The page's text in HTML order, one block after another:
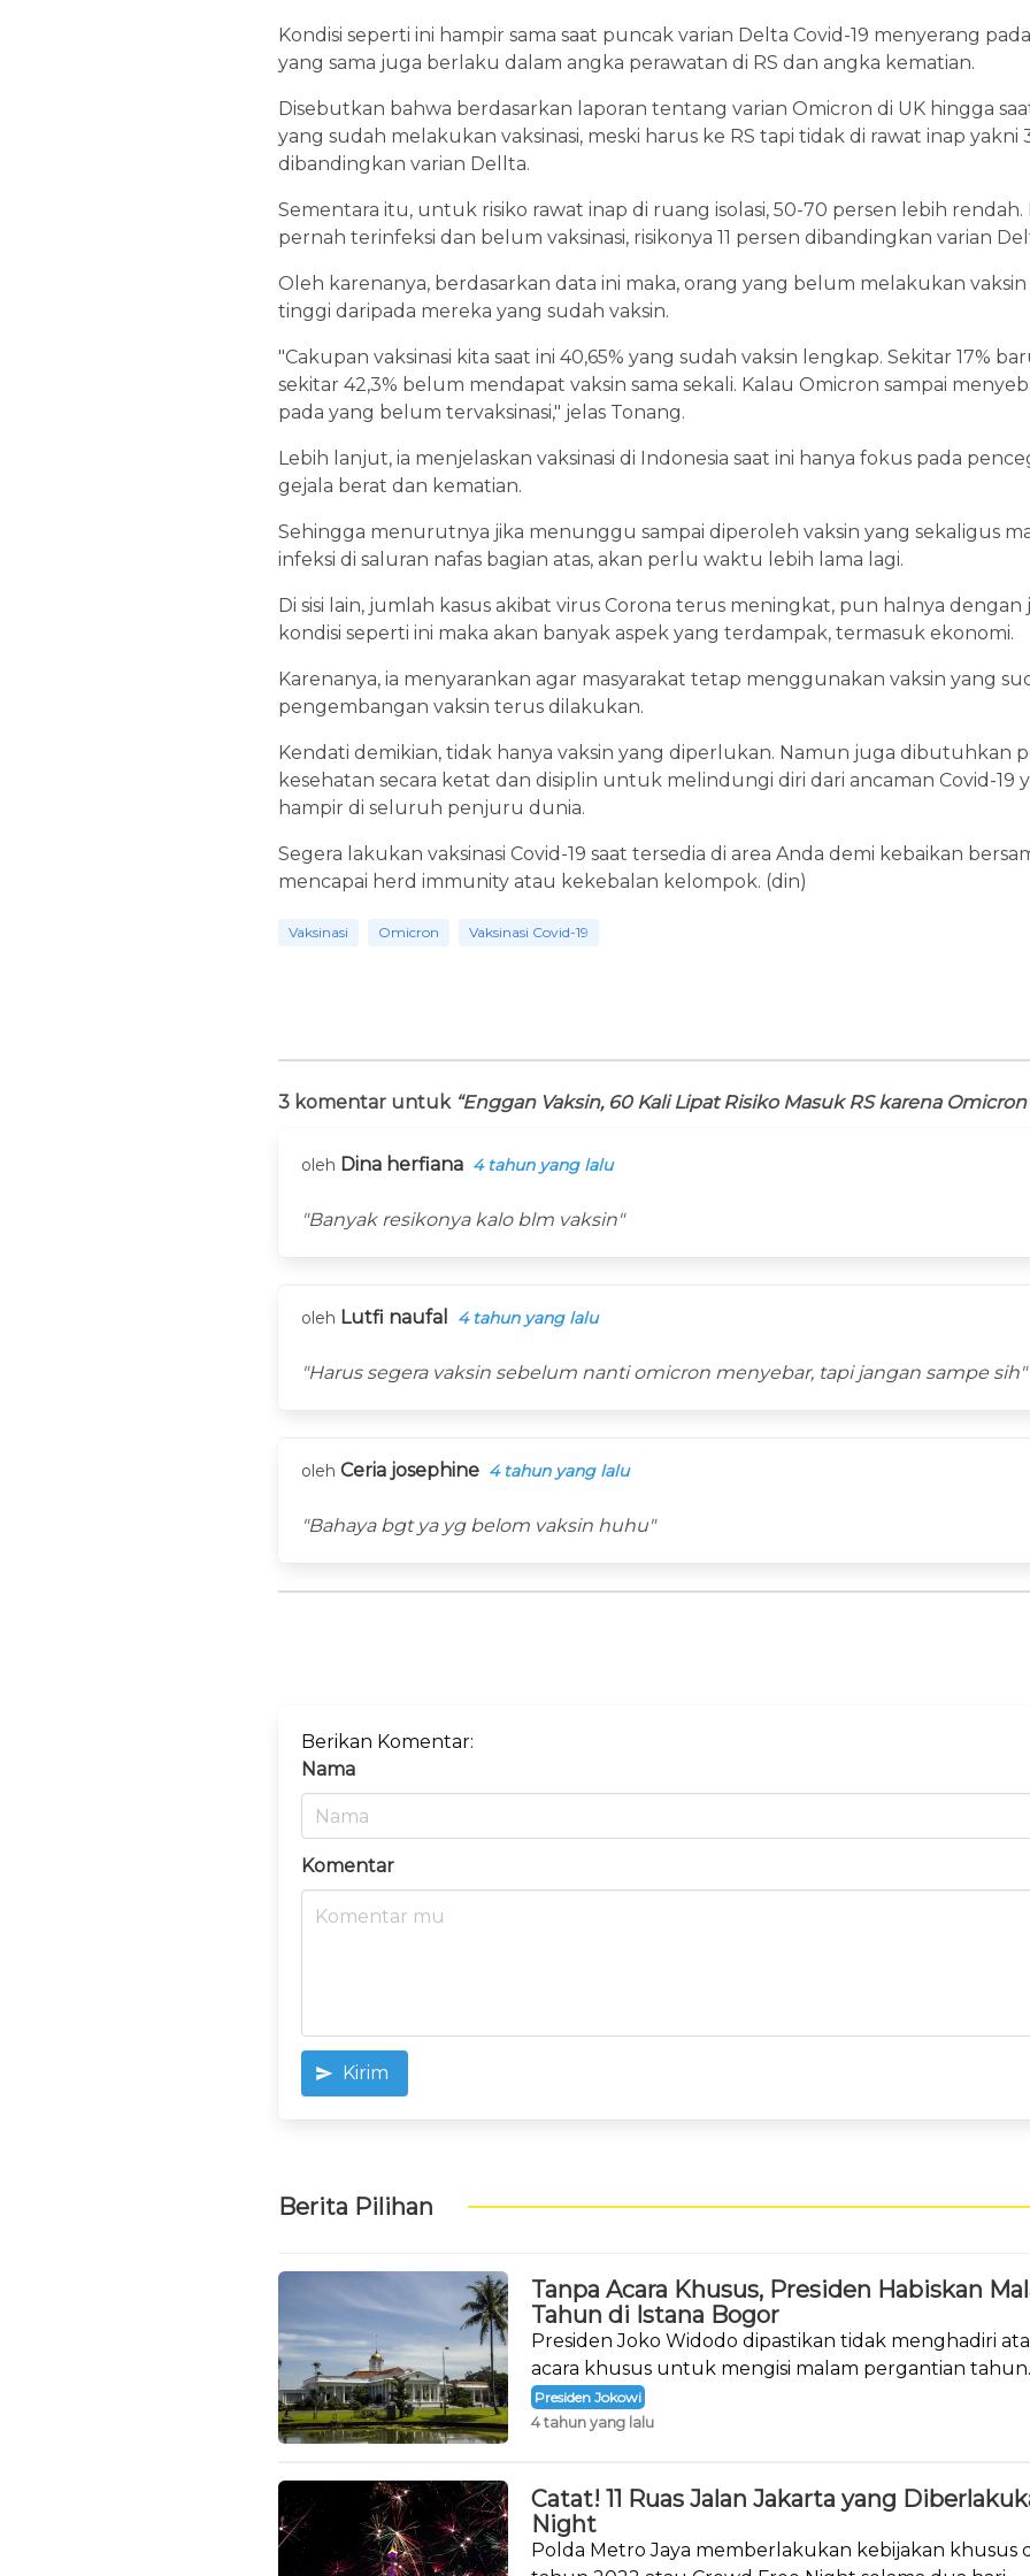
Kondisi seperti ini hampir sama saat puncak varian Delta Covid-19 menyerang
yang sama juga berlaku dalam angka perawatan di RS dan angka kematian.
Disebutkan bahwa berdasarkan laporan tentang varian Omicron di UK hingga
yang sudah melakukan vaksinasi, meski harus ke RS tapi tidak di rawat inap yakni
dibandingkan varian Dellta.
Sementara itu, untuk risiko rawat inap di ruang isolasi, 50-70 persen lebih
pernah terinfeksi dan belum vaksinasi, risikonya 11 persen dibandingkan varian
Oleh karenanya, berdasarkan data ini maka, orang yang belum melakukan vaksin
tinggi daripada mereka yang sudah vaksin.
"Cakupan vaksinasi kita saat ini 40,65% yang sudah vaksin lengkap. Sekitar 17%
sekitar 42,3% belum mendapat vaksin sama sekali. Kalau Omicron sampai
pada yang belum tervaksinasi," jelas Tonang.
Lebih lanjut, ia menjelaskan vaksinasi di Indonesia saat ini hanya fokus pada
gejala berat dan kematian.
Sehingga menurutnya jika menunggu sampai diperoleh vaksin yang sekaligus
infeksi di saluran nafas bagian atas, akan perlu waktu lebih lama lagi.
Di sisi lain, jumlah kasus akibat virus Corona terus meningkat, pun halnya
kondisi seperti ini maka akan banyak aspek yang terdampak, termasuk ekonomi.
Karenanya, ia menyarankan agar masyarakat tetap menggunakan vaksin yang
pengembangan vaksin terus dilakukan.
Kendati demikian, tidak hanya vaksin yang diperlukan. Namun juga dibutuhkan
kesehatan secara ketat dan disiplin untuk melindungi diri dari ancaman Covid-19
hampir di seluruh penjuru dunia.
Segera lakukan vaksinasi Covid-19 saat tersedia di area Anda demi kebaikan
mencapai herd immunity atau kekebalan kelompok. (din)
Vaksinasi Omicron Vaksinasi Covid-19
3 komentar untuk “Enggan Vaksin, 60 Kali Lipat Risiko Masuk RS karena
oleh Dina herfiana 4 tahun yang lalu
"Banyak resikonya kalo blm vaksin"
oleh Lutfi naufal 4 tahun yang lalu
"Harus segera vaksin sebelum nanti omicron menyebar, tapi jangan sampe sih"
oleh Ceria josephine 4 tahun yang lalu
"Bahaya bgt ya yg belom vaksin huhu"
Berikan Komentar:
Nama
Komentar
Kirim
Berita Pilihan
Tanpa Acara Khusus, Presiden Habiskan
Tahun di Istana Bogor
Presiden Joko Widodo dipastikan tidak menghadiri
acara khusus untuk mengisi malam pergantian tahun.
Presiden Jokowi
4 tahun yang lalu
Catat! 11 Ruas Jalan Jakarta yang
Night
Polda Metro Jaya memberlakukan kebijakan khusus